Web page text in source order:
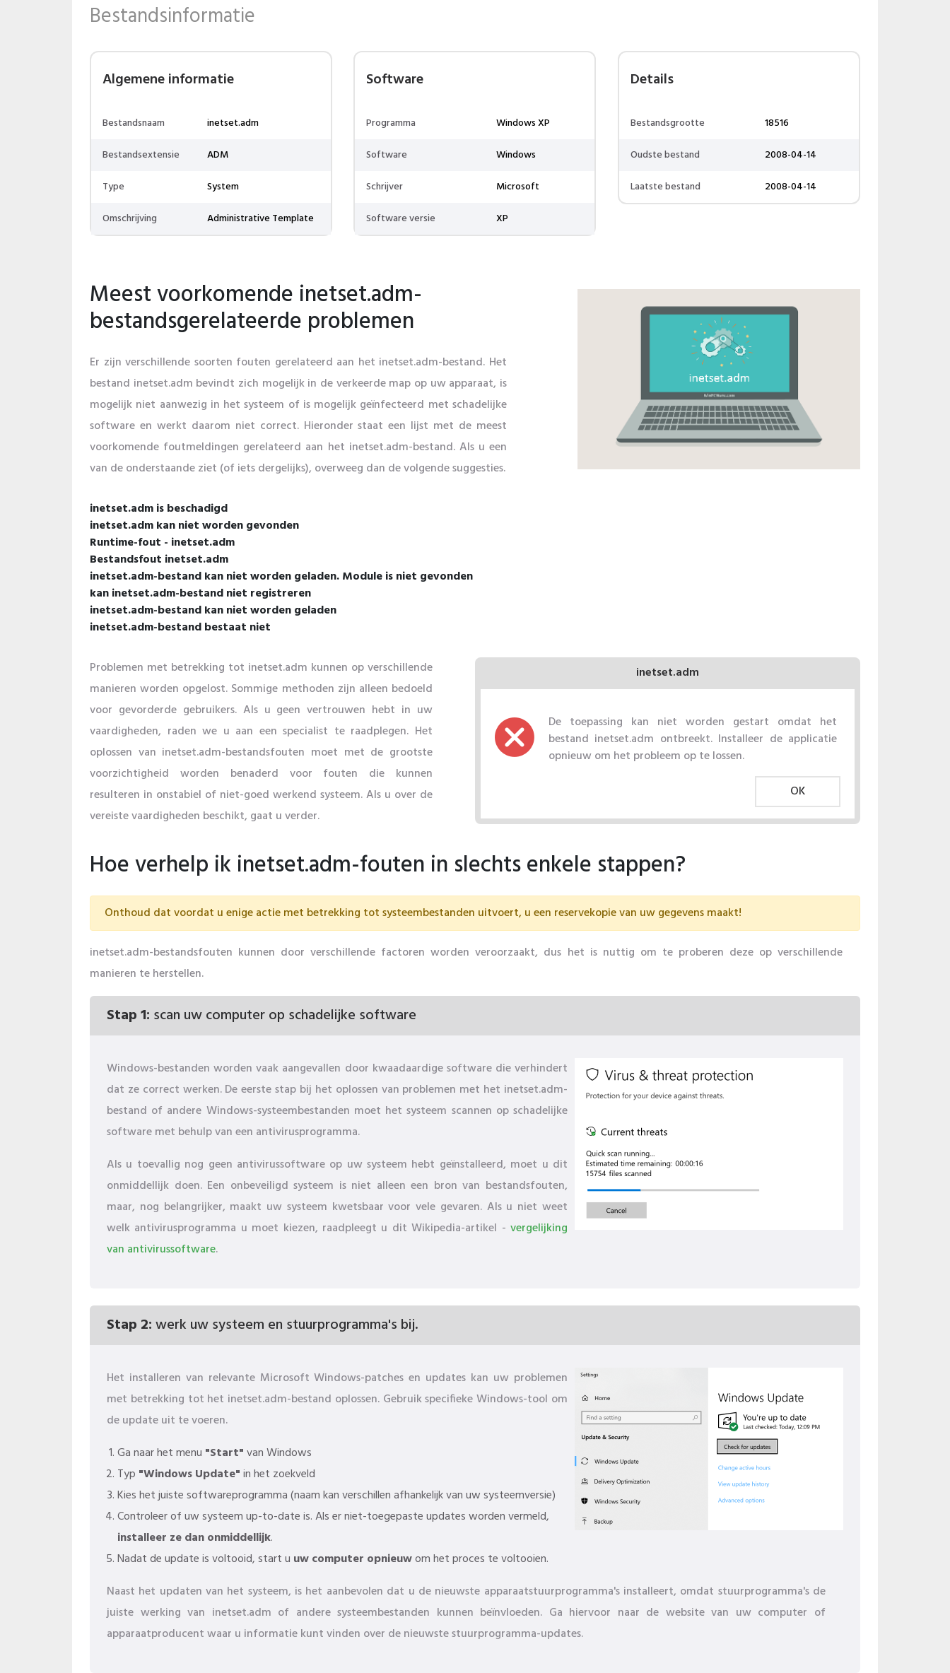
Bestandsinformatie
Algemene informatie
Bestandsnaam
inetset.adm
Bestandsextensie
ADM
Type
System
Omschrijving
Administrative Template
Software
Programma
Windows XP
Software
Windows
Schrijver
Microsoft
Software versie
XP
Details
Bestandsgrootte
18516
Oudste bestand
2008-04-14
Laatste bestand
2008-04-14
Meest voorkomende inetset.adm-
bestandsgerelateerde problemen
Er zijn verschillende soorten fouten gerelateerd aan het inetset.adm-bestand. Het
bestand inetset.adm bevindt zich mogelijk in de verkeerde map op uw apparaat, is
mogelijk niet aanwezig in het systeem of is mogelijk geïnfecteerd met schadelijke
software en werkt daarom niet correct. Hieronder staat een lijst met de meest
voorkomende foutmeldingen gerelateerd aan het inetset.adm-bestand. Als u een
van de onderstaande ziet (of iets dergelijks), overweeg dan de volgende suggesties.
inetset.adm is beschadigd
inetset.adm kan niet worden gevonden
Runtime-fout - inetset.adm
Bestandsfout inetset.adm
inetset.adm-bestand kan niet worden geladen. Module is niet gevonden
kan inetset.adm-bestand niet registreren
inetset.adm-bestand kan niet worden geladen
inetset.adm-bestand bestaat niet
inetset.adm
De toepassing kan niet worden gestart omdat het
bestand inetset.adm ontbreekt. Installeer de applicatie
opnieuw om het probleem op te lossen.
OK
Problemen met betrekking tot inetset.adm kunnen op verschillende
manieren worden opgelost. Sommige methoden zijn alleen bedoeld
voor gevorderde gebruikers. Als u geen vertrouwen hebt in uw
vaardigheden, raden we u aan een specialist te raadplegen. Het
oplossen van inetset.adm-bestandsfouten moet met de grootste
voorzichtigheid worden benaderd voor fouten die kunnen
resulteren in onstabiel of niet-goed werkend systeem. Als u over de
vereiste vaardigheden beschikt, gaat u verder.
Hoe verhelp ik inetset.adm-fouten in slechts enkele stappen?
Onthoud dat voordat u enige actie met betrekking tot systeembestanden uitvoert, u een reservekopie van uw gegevens maakt!
inetset.adm-bestandsfouten kunnen door verschillende factoren worden veroorzaakt, dus het is nuttig om te proberen deze op verschillende
manieren te herstellen.
Stap 1: scan uw computer op schadelijke software
Windows-bestanden worden vaak aangevallen door kwaadaardige software die verhindert
dat ze correct werken. De eerste stap bij het oplossen van problemen met het inetset.adm-
bestand of andere Windows-systeembestanden moet het systeem scannen op schadelijke
software met behulp van een antivirusprogramma.
Als u toevallig nog geen antivirussoftware op uw systeem hebt geïnstalleerd, moet u dit
onmiddellijk doen. Een onbeveiligd systeem is niet alleen een bron van bestandsfouten,
maar, nog belangrijker, maakt uw systeem kwetsbaar voor vele gevaren. Als u niet weet
welk antivirusprogramma u moet kiezen, raadpleegt u dit Wikipedia-artikel - vergelijking
van antivirussoftware.
Stap 2:werk uw systeem en stuurprogramma's bij.
Het installeren van relevante Microsoft Windows-patches en updates kan uw problemen
met betrekking tot het inetset.adm-bestand oplossen. Gebruik specifieke Windows-tool om
de update uit te voeren.
Ga naar het menu "Start"van Windows
Typ "Windows Update"in het zoekveld
Kies het juiste softwareprogramma (naam kan verschillen afhankelijk van uw systeemversie)
Controleer of uw systeem up-to-date is. Als er niet-toegepaste updates worden vermeld,
installeer ze dan onmiddellijk.
Nadat de update is voltooid, start u uw computer opnieuwom het proces te voltooien.
Naast het updaten van het systeem, is het aanbevolen dat u de nieuwste apparaatstuurprogramma's installeert, omdat stuurprogramma's de
juiste werking van inetset.adm of andere systeembestanden kunnen beïnvloeden. Ga hiervoor naar de website van uw computer of
apparaatproducent waar u informatie kunt vinden over de nieuwste stuurprogramma-updates.